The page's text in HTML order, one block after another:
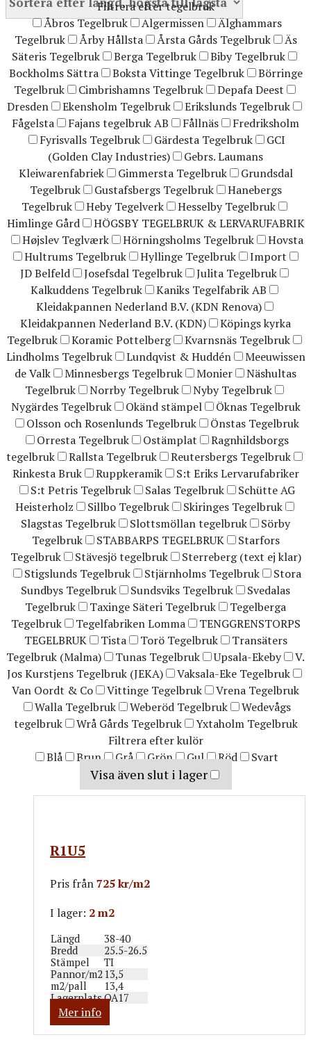
Filtrera efter tegelbruk
Åbros Tegelbruk
Algermissen
Älghammars
Tegelbruk
Årby Hållsta Årsta Gårds Tegelbruk
Äs
Säteris Tegelbruk
Berga Tegelbruk
Biby Tegelbruk
Bockholms Sättra
Boksta Vittinge Tegelbruk
Börringe
Tegelbruk
Cimbrishamns Tegelbruk
Depafa Deest
Dresden
Ekensholm Tegelbruk
Erikslunds Tegelbruk
Fågelsta
Fajans tegelbruk AB Fållnäs
Fredriksholm
Fyrisvalls Tegelbruk
Gärdesta Tegelbruk
GCI
(Golden Clay Industries)
Gebrs. Laumans
Kleiwarenfabriek
Gimmersta Tegelbruk
Grundsdal
Tegelbruk
Gustafsbergs Tegelbruk
Hanebergs
Tegelbruk
Heby Tegelverk
Hesselby Tegelbruk
Himlinge Gård
HÖGSBY TEGELBRUK & LERVARUFABRIK
Højslev Teglværk
Hörningsholms Tegelbruk
Hovsta
Hultrums Tegelbruk
Hyllinge Tegelbruk
Import
JD Belfeld
Josefsdal Tegelbruk
Julita Tegelbruk
Kalkuddens Tegelbruk
Kaniks Tegelfabrik AB
Kleidakpannen Nederland B.V. (KDN Renova)
Kleidakpannen Nederland B.V. (KDN)
Köpings kyrka
Tegelbruk
Koramic Pottelberg
Kvarnsnäs Tegelbruk
Lindholms Tegelbruk
Lundqvist & Huddén
Meeuwissen
de Valk
Minnesbergs Tegelbruk Monier
Näshultas
Tegelbruk
Norrby Tegelbruk
Nyby Tegelbruk
Nygärdes Tegelbruk
Okänd stämpel
Öknas Tegelbruk
Olsson och Rosenlunds Tegelbruk
Önstas Tegelbruk
Orresta Tegelbruk
Ostämplat
Ragnhildsborgs
tegelbruk
Rallsta Tegelbruk
Reutersbergs Tegelbruk
Rinkesta Bruk
Ruppkeramik
S:t Eriks Lervarufabriker
S:t Petris Tegelbruk
Salas Tegelbruk
Schütte AG
Heisterholz
Sillbo Tegelbruk
Skiringes Tegelbruk
Slagstas Tegelbruk
Slottsmöllan tegelbruk
Sörby
Tegelbruk
STABBARPS TEGELBRUK
Starfors
Tegelbruk
Stävesjö tegelbruk
Sterreberg (text ej klar)
Stigslunds Tegelbruk
Stjärnholms Tegelbruk
Stora
Sundbys Tegelbruk
Sundsviks Tegelbruk
Svedalas
Tegelbruk
Taxinge Säteri Tegelbruk
Tegelberga
Tegelbruk
Tegelfabriken Lomma
TENGGRENSTORPS
TEGELBRUK
Tista Torö Tegelbruk
Transäters
Tegelbruk (Malma)
Tunas Tegelbruk Upsala-Ekeby
V.
Jos Kurstjens Tegelbruk (JEKA)
Vaksala-Eke Tegelbruk
Van Oordt & Co
Vittinge Tegelbruk
Vrena Tegelbruk
Walla Tegelbruk
Weberöd Tegelbruk
Wedevågs
tegelbruk
Wrå Gårds Tegelbruk
Yxtaholm Tegelbruk
Filtrera efter kulör
Blå
Brun Grå Grön Gul Röd Svart
Visa även slut i lager
R1U5
Pris från725 kr/m2
I lager: 2 m2
Längd
38-40
Bredd
25.5-26.5
Stämpel
TI
Pannor/m2 13,5
m2/pall
13,4
LagerplatsOA17
Mer info